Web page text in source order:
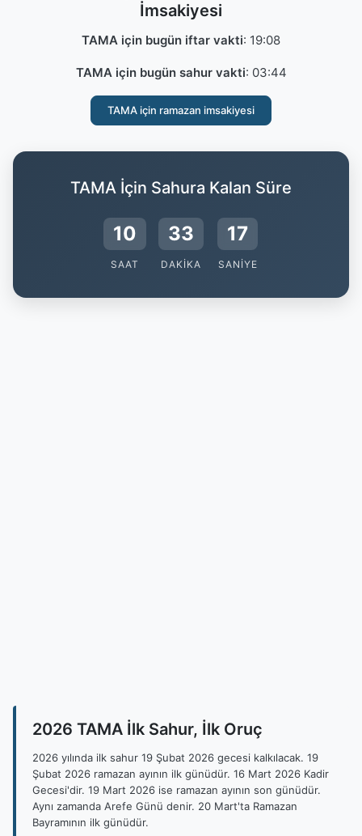
İmsakiyesi
TAMA için bugün iftar vakti: 19:08
TAMA için bugün sahur vakti: 03:44
TAMA için ramazan imsakiyesi
TAMA İçin Sahura Kalan Süre
10
SAAT
33
DAKIKA
16
SANIYE
2026 TAMA İlk Sahur, İlk Oruç
2026 yılında ilk sahur 19 Şubat 2026 gecesi kalkılacak. 19
Şubat 2026 ramazan ayının ilk günüdür. 16 Mart 2026 Kadir
Gecesi'dir. 19 Mart 2026 ise ramazan ayının son günüdür.
Aynı zamanda Arefe Günü denir. 20 Mart'ta Ramazan
Bayramının ilk günüdür.